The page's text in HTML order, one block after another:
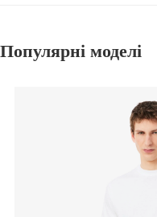
Популярні моделі